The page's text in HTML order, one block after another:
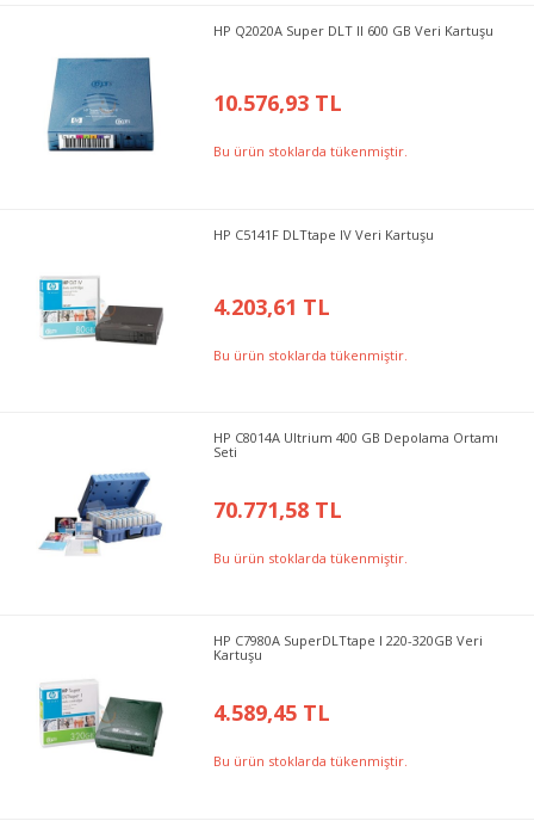
HP Q2020A Super DLT II 600 GB Veri Kartuşu
10.576,93 TL
Bu ürün stoklarda tükenmiştir.
HP C5141F DLTtape IV Veri Kartuşu
4.203,61 TL
Bu ürün stoklarda tükenmiştir.
HP C8014A Ultrium 400 GB Depolama Ortamı
Seti
70.771,58 TL
Bu ürün stoklarda tükenmiştir.
HP C7980A SuperDLTtape I 220-320GB Veri
Kartuşu
4.589,45 TL
Bu ürün stoklarda tükenmiştir.